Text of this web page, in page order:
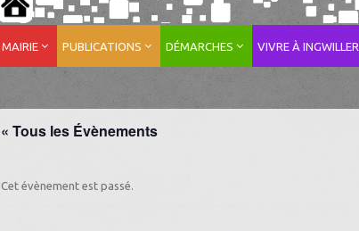
MAIRIE PUBLICATIONS DÉMARCHES VIVRE À INGWILLER
« Tous les Évènements
Cet évènement est passé.